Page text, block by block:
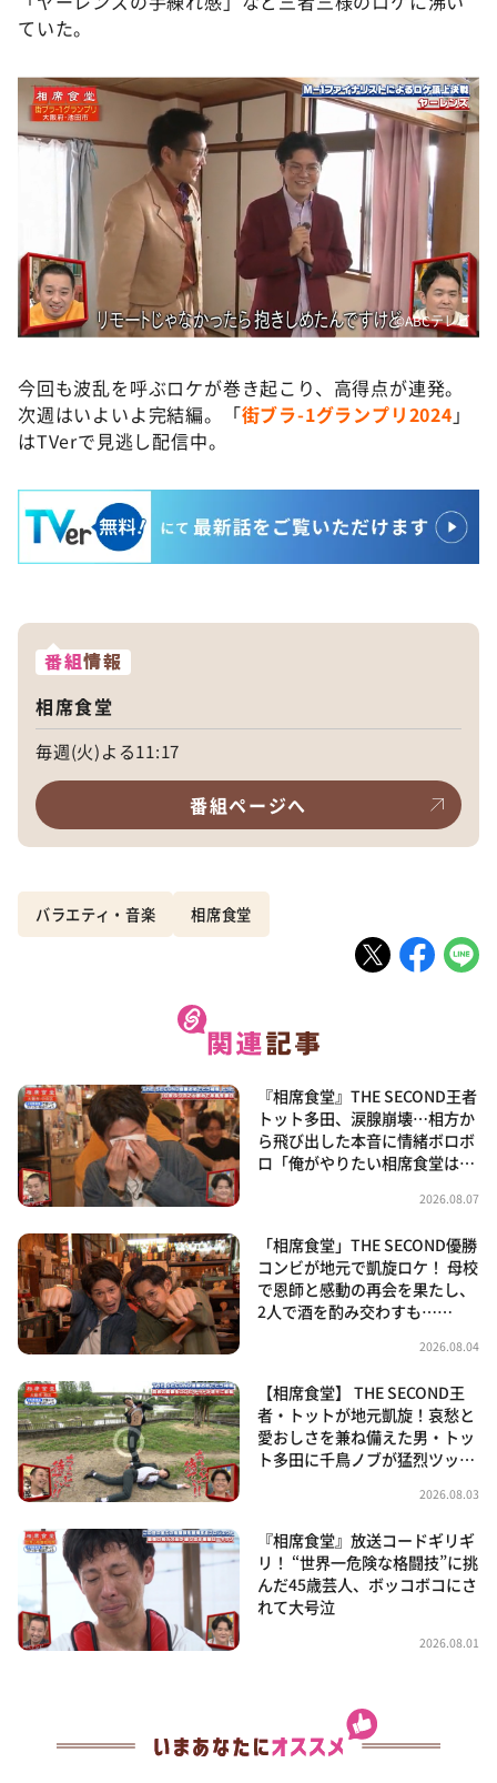
ていた。
©️ABCテレビ
今回も波乱を呼ぶロケが巻き起こり、高得点が連発。
次週はいよいよ完結編。「街ブラ-1グランプリ2024 」
はTVerで見逃し配信中。
番組情報
相席食堂
毎週(火)よる11:17
番組ページへ
バラエティ・音楽 相席食堂
『相席食堂』THE SECOND王者
トット多田、涙腺崩壊…相方か
ら飛び出した本音に情緒ボロボ
ロ「俺がやりたい相席食堂は…
2026.08.07
「相席食堂」THE SECOND優勝
コンビが地元で凱旋ロケ！ 母校
で恩師と感動の再会を果たし、
2人で酒を酌み交わすも……
2026.08.04
【相席食堂】 THE SECOND王
者・トットが地元凱旋！哀愁と
愛おしさを兼ね備えた男・トッ
ト多田に千鳥ノブが猛烈ツッ…
2026.08.03
『相席食堂』放送コードギリギ
リ！ “世界一危険な格闘技”に挑
んだ45歳芸人、ボッコボコにさ
れて大号泣
2026.08.01